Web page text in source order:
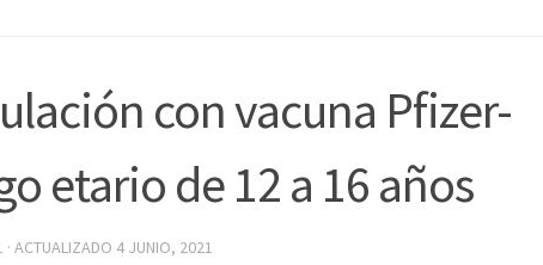
con vacuna Pfizer-
etario de 12 a 16 años
· ACTUALIZADO 4 JUNIO, 2021